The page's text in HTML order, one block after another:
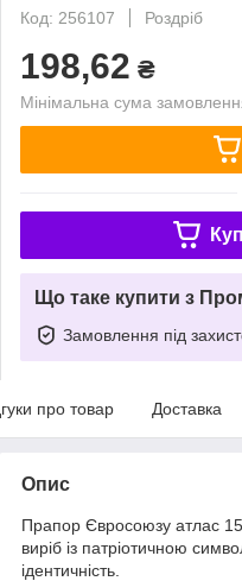
Код: 256107
Роздріб
198,62 ₴
Мінімальна сума
Що таке купити з
Замовлення під
про товар Доставка
Опис
Прапор Євросоюзу атлас
виріб із патріотичною
ідентичність.